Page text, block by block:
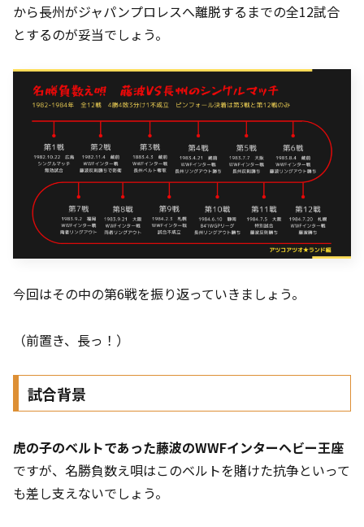
から長州がジャパンプロレスへ離脱するまでの全12試合
とするのが妥当でしょう。
今回はその中の第6戦を振り返っていきましょう。
（前置き、長っ！）
試合背景
虎の子のベルトであった藤波のWWFインターヘビー王座
ですが、名勝負数え唄はこのベルトを賭けた抗争といって
も差し支えないでしょう。